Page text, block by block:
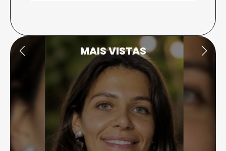
MAIS VISTAS